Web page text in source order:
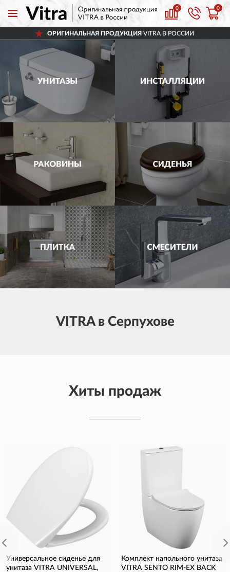
0 0
ОРИГИНАЛЬНАЯ ПРОДУКЦИЯ VITRA В РОССИИ
VITRA в Серпухове
Хиты продаж
Универсальное сиденье для
унитаза VITRA UNIVERSAL,
Комплект напольного унитаза
VITRA SENTO RIM-EX BACK